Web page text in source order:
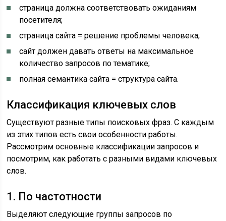
страница должна соответствовать ожиданиям
посетителя;
страница сайта = решение проблемы человека;
сайт должен давать ответы на максимальное
количество запросов по тематике;
полная семантика сайта = структура сайта.
Классификация ключевых слов
Существуют разные типы поисковых фраз. С каждым
из этих типов есть свои особенности работы.
Рассмотрим основные классификации запросов и
посмотрим, как работать с разными видами ключевых
слов.
1. По частотности
Выделяют следующие группы запросов по